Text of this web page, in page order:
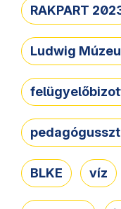
RAKPART
Ludwig
BLKE víz